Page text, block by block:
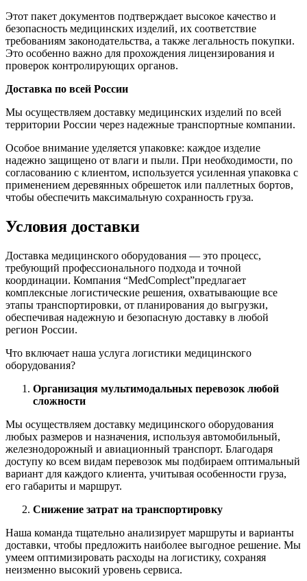
Этот пакет документов подтверждает высокое качество и
безопасность медицинских изделий, их соответствие
требованиям законодательства, а также легальность покупки.
Это особенно важно для прохождения лицензирования и
проверок контролирующих органов.
Доставка по всей России
Мы осуществляем доставку медицинских изделий по всей
территории России через надежные транспортные компании.
Особое внимание уделяется упаковке: каждое изделие
надежно защищено от влаги и пыли. При необходимости, по
согласованию с клиентом, используется усиленная упаковка с
применением деревянных обрешеток или паллетных бортов,
чтобы обеспечить максимальную сохранность груза.
Условия доставки
Доставка медицинского оборудования — это процесс,
требующий профессионального подхода и точной
координации. Компания “MedComplect”предлагает
комплексные логистические решения, охватывающие все
этапы транспортировки, от планирования до выгрузки,
обеспечивая надежную и безопасную доставку в любой
регион России.
Что включает наша услуга логистики медицинского
оборудования?
Организация мультимодальных перевозок любой
сложности
Мы осуществляем доставку медицинского оборудования
любых размеров и назначения, используя автомобильный,
железнодорожный и авиационный транспорт. Благодаря
доступу ко всем видам перевозок мы подбираем оптимальный
вариант для каждого клиента, учитывая особенности груза,
его габариты и маршрут.
Снижение затрат на транспортировку
Наша команда тщательно анализирует маршруты и варианты
доставки, чтобы предложить наиболее выгодное решение. Мы
умеем оптимизировать расходы на логистику, сохраняя
неизменно высокий уровень сервиса.